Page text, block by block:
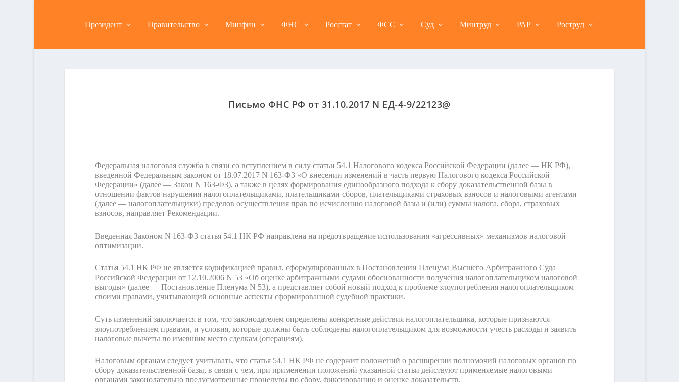
Президент Правительство Минфин ФНС Росстат ФСС Суд Минтруд РАР Роструд
Письмо ФНС РФ от 31.10.2017 N ЕД-4-9/22123@
Федеральная налоговая служба в связи со вступлением в силу статьи 54.1 Налогового кодекса Российской Федерации (далее — НК РФ),
введенной Федеральным законом от 18.07.2017 N 163-ФЗ «О внесении изменений в часть первую Налогового кодекса Российской
Федерации» (далее — Закон N 163-ФЗ), а также в целях формирования единообразного подхода к сбору доказательственной базы в
отношении фактов нарушения налогоплательщиками, плательщиками сборов, плательщиками страховых взносов и налоговыми агентами
(далее — налогоплательщики) пределов осуществления прав по исчислению налоговой базы и (или) суммы налога, сбора, страховых
взносов, направляет Рекомендации.
Введенная Законом N 163-ФЗ статья 54.1 НК РФ направлена на предотвращение использования «агрессивных» механизмов налоговой
оптимизации.
Статья 54.1 НК РФ не является кодификацией правил, сформулированных в Постановлении Пленума Высшего Арбитражного Суда
Российской Федерации от 12.10.2006 N 53 «Об оценке арбитражными судами обоснованности получения налогоплательщиком налоговой
выгоды» (далее — Постановление Пленума N 53), а представляет собой новый подход к проблеме злоупотребления налогоплательщиком
своими правами, учитывающий основные аспекты сформированной судебной практики.
Суть изменений заключается в том, что законодателем определены конкретные действия налогоплательщика, которые признаются
злоупотреблением правами, и условия, которые должны быть соблюдены налогоплательщиком для возможности учесть расходы и заявить
налоговые вычеты по имевшим место сделкам (операциям).
Налоговым органам следует учитывать, что статья 54.1 НК РФ не содержит положений о расширении полномочий налоговых органов по
сбору доказательственной базы, в связи с чем, при применении положений указанной статьи действуют применяемые налоговыми
органами законодательно предусмотренные процедуры по сбору, фиксированию и оценке доказательств.